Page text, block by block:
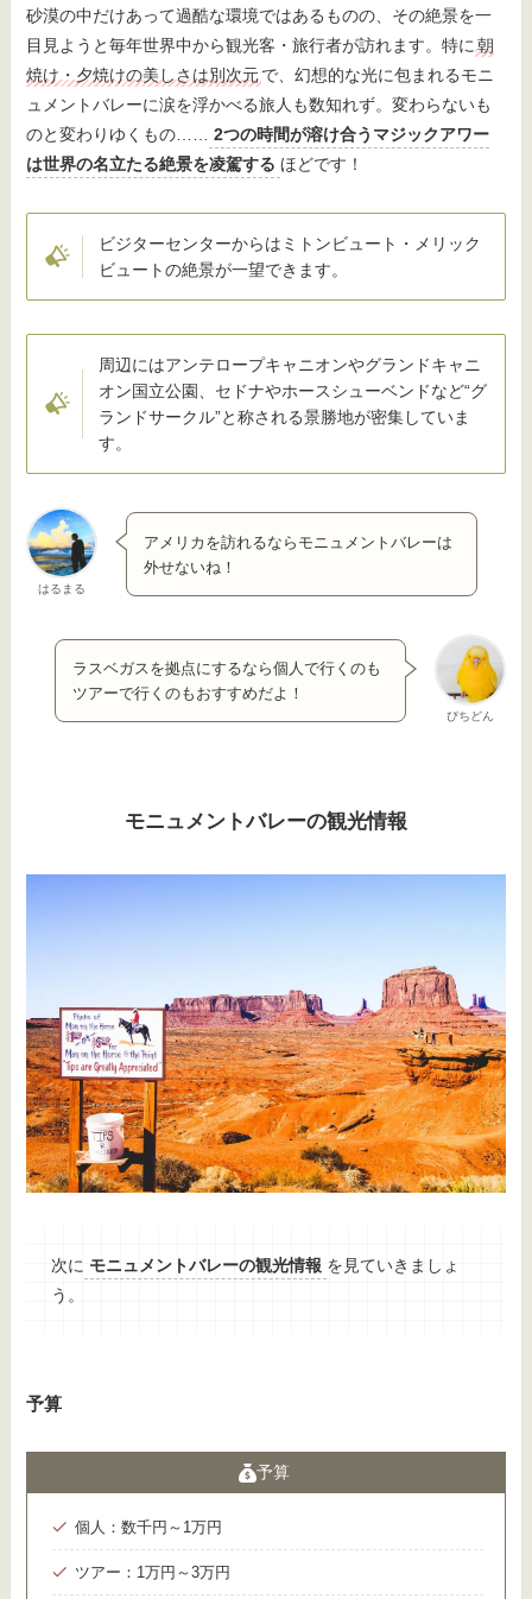
砂漠の中だけあって過酷な環境ではあるものの、その絶景を一
目見ようと毎年世界中から観光客・旅行者が訪れます。特に朝
焼け・夕焼けの美しさは別次元で、幻想的な光に包まれるモニ
ュメントバレーに涙を浮かべる旅人も数知れず。変わらないも
のと変わりゆくもの…… 2つの時間が溶け合うマジックアワー
は世界の名立たる絶景を凌駕する ほどです！
ビジターセンターからはミトンビュート・メリック
ビュートの絶景が一望できます。
周辺にはアンテロープキャニオンやグランドキャニ
オン国立公園、セドナやホースシューベンドなど“グ
ランドサークル”と称される景勝地が密集していま
す。
はるまる
アメリカを訪れるならモニュメントバレーは
外せないね！
ぴちどん
ラスベガスを拠点にするなら個人で行くのも
ツアーで行くのもおすすめだよ！
モニュメントバレーの観光情報
次に モニュメントバレーの観光情報 を見ていきましょ
う。
予算
予算
個人：数千円～1万円
ツアー：1万円～3万円